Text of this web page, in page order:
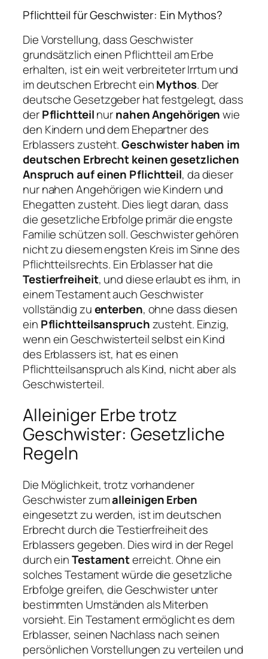
Pflichtteil für Geschwister: Ein Mythos?
Die Vorstellung, dass Geschwister
grundsätzlich einen Pflichtteil am Erbe
erhalten, ist ein weit verbreiteter Irrtum und
im deutschen Erbrecht einMythos. Der
deutsche Gesetzgeber hat festgelegt, dass
derPflichtteilnurnahen Angehörigenwie
den Kindern und dem Ehepartner des
Erblassers zusteht.Geschwister haben im
deutschen Erbrecht keinen gesetzlichen
Anspruch auf einen Pflichtteil, da dieser
nur nahen Angehörigen wie Kindern und
Ehegatten zusteht. Dies liegt daran, dass
die gesetzliche Erbfolge primär die engste
Familie schützen soll. Geschwister gehören
nicht zu diesem engsten Kreis im Sinne des
Pflichtteilsrechts. Ein Erblasser hat die
Testierfreiheit, und diese erlaubt es ihm, in
einem Testament auch Geschwister
vollständig zuenterben, ohne dass diesen
ein Pflichtteilsanspruchzusteht. Einzig,
wenn ein Geschwisterteil selbst ein Kind
des Erblassers ist, hat es einen
Pflichtteilsanspruch als Kind, nicht aber als
Geschwisterteil.
Alleiniger Erbe trotz
Geschwister: Gesetzliche
Regeln
Die Möglichkeit, trotz vorhandener
Geschwister zumalleinigen Erben
eingesetzt zu werden, ist im deutschen
Erbrecht durch die Testierfreiheit des
Erblassers gegeben. Dies wird in der Regel
durch einTestamenterreicht. Ohne ein
solches Testament würde die gesetzliche
Erbfolge greifen, die Geschwister unter
bestimmten Umständen als Miterben
vorsieht. Ein Testament ermöglicht es dem
Erblasser, seinen Nachlass nach seinen
persönlichen Vorstellungen zu verteilen und